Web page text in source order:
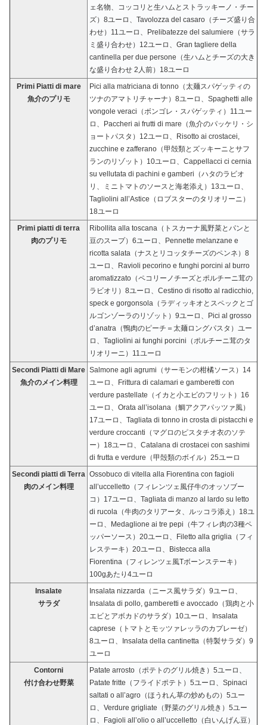
ェ名物、コッコリと生ハムとストラッキーノ・チー
ズ）8ユーロ、Tavolozza del casaro（チーズ盛り合
わせ）11ユーロ、Prelibatezze del salumiere（サラ
ミ盛り合わせ）12ユーロ、Gran tagliere della
cantinella per due persone（生ハムとチーズの大き
な盛り合わせ 2人前）18ユーロ
Primi Piatti di mare
魚介のプリモ
Pici alla matriciana di tonno（太麺スパゲッティの
ツナのアマトリチャーナ）8ユーロ、Spaghetti alle
vongole veraci（ボンゴレ・スパゲッティ）11ユー
ロ、Paccheri ai frutti di mare（魚介のパッケリ・シ
ョートパスタ）12ユーロ、Risotto ai crostacei,
zucchine e zafferano（甲殻類とズッキーニとサフ
ランのリゾット）10ユーロ、Cappellacci ci cernia
su vellutata di pachini e gamberi（ハタのラビオ
リ、ミニトマトのソースと海老添え）13ユーロ、
Tagliolini all’Astice（ロブスターのタリオリーニ）
18ユーロ
Primi piatti di terra
肉のプリモ
Ribollita alla toscana（トスカーナ風野菜とパンと
豆のスープ）6ユーロ、Pennette melanzane e
ricotta salata（ナスとリコッタチーズのペンネ）8
ユーロ、Ravioli pecorino e funghi porcini al burro
aromatizzato（ペコリーノチーズとポルチーニ茸の
ラビオリ）8ユーロ、Cestino di risotto al radicchio,
speck e gorgonsola（ラディッキオとスペックとゴ
ルゴンゾーラのリゾット）9ユーロ、Pici al grosso
d’anatra（鴨肉のピーチ＝太麺ロングパスタ）ユー
ロ、Tagliolini ai funghi porcini（ポルチーニ茸のタ
リオリーニ）11ユーロ
Secondi Piatti di Mare
魚介のメイン料理
Salmone agli agrumi（サーモンの柑橘ソース）14
ユーロ、Frittura di calamari e gamberetti con
verdure pastellate（イカと小エビのフリット）16
ユーロ、Orata all’isolana（鯛アクアパッツァ風）
17ユーロ、Tagliata di tonno in crosta di pistacchi e
verdure croccanti（マグロのピスタチオ衣のソテ
ー）18ユーロ、Catalana di crostacei con sashimi
di frutta e verdure（甲殻類のボイル）25ユーロ
Secondi piatti di Terra
肉のメイン料理
Ossobuco di vitella alla Fiorentina con fagioli
all’uccelletto（フィレンツェ風仔牛のオッソブー
コ）17ユーロ、Tagliata di manzo al lardo su letto
di rucola（牛肉のタリアータ、ルッコラ添え）18ユ
ーロ、Medaglione ai tre pepi（牛フィレ肉の3種ペ
ッパーソース）20ユーロ、Filetto alla griglia（フィ
レステーキ）20ユーロ、Bistecca alla
Fiorentina（フィレンツェ風Tボーンステーキ）
100gあたり4ユーロ
Insalate
サラダ
Insalata nizzarda（ニース風サラダ）9ユーロ、
Insalata di pollo, gamberetti e avoccado（鶏肉と小
エビとアボカドのサラダ）10ユーロ、Insalata
caprese（トマトとモッツァレッラのカプレーゼ）
8ユーロ、Insalata della cantinetta（特製サラダ）9
ユーロ
Contorni
付け合わせ野菜
Patate arrosto（ポテトのグリル焼き）5ユーロ、
Patate fritte（フライドポテト）5ユーロ、Spinaci
saltati o all’agro（ほうれん草の炒めもの）5ユー
ロ、Verdure grigliate（野菜のグリル焼き）5ユー
ロ、Fagioli all’olio o all’uccelletto（白いんげん豆）